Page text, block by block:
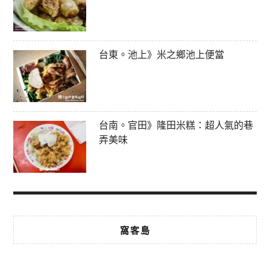
台東。池上》米之鄉池上便當
台南。官田》隆田米糕：超人氣的巷
弄美味
窩客島